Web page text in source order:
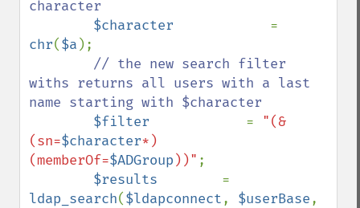
character
$character
chr($a );
// the new search filter
withs returns all users with a last
name starting with $character
$filter = "(&
(sn=$character*)
(memberOf=$ADGroup ))" ;
$results
ldap_search($ldapconnect, $userBase